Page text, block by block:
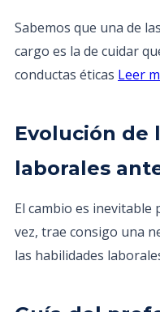
Sabemos que una de
cargo es la de cuidar
conductas éticas Leer
Evolución de
laborales
El cambio es inevitable
vez, trae consigo una
las habilidades